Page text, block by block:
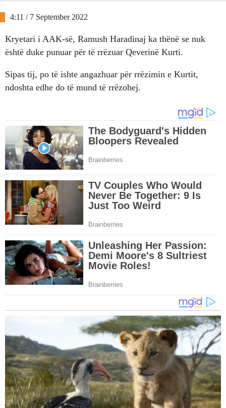
4:11 / 7 September 2022
Kryetari i AAK-së, Ramush Haradinaj ka thënë se nuk
është duke punuar për të rrëzuar Qeverinë Kurti.
Sipas tij, po të ishte angazhuar për rrëzimin e Kurtit,
ndoshta edhe do të mund të rrëzohej.